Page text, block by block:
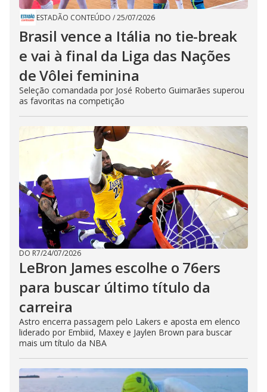
ESTADÃO CONTEÚDO /25/07/2026
Brasil vence a Itália no tie-break
e vai à final da Liga das Nações
de Vôlei feminina
Seleção comandada por José Roberto Guimarães superou
as favoritas na competição
DO R7/24/07/2026
LeBron James escolhe o 76ers
para buscar último título da
carreira
Astro encerra passagem pelo Lakers e aposta em elenco
liderado por Embiid, Maxey e Jaylen Brown para buscar
mais um título da NBA